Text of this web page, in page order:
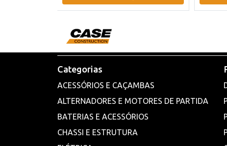
Categorias
ACESSÓRIOS E CAÇAMBAS
ALTERNADORES E MOTORES DE PARTIDA
BATERIAS E ACESSÓRIOS
CHASSI E ESTRUTURA